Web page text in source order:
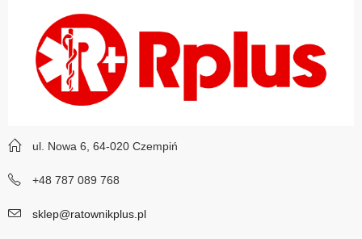
ul. Nowa 6, 64-020 Czempiń
+48 787 089 768
sklep@ratownikplus.pl